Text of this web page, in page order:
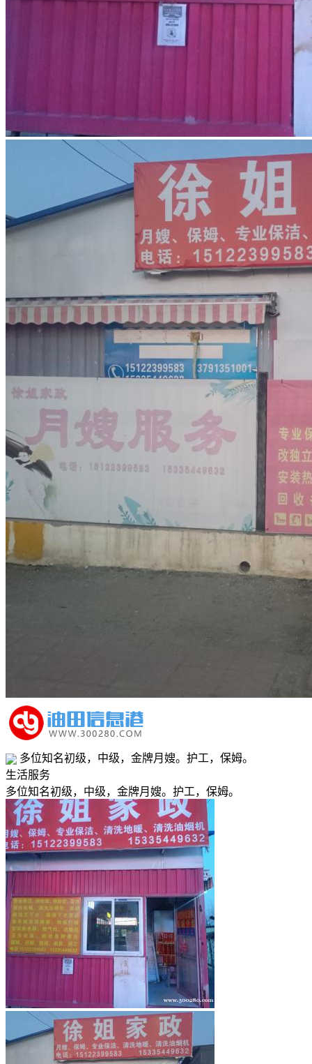
多位知名初级，中级，金牌月嫂。护工，保姆。
生活服务
多位知名初级，中级，金牌月嫂。护工，保姆。